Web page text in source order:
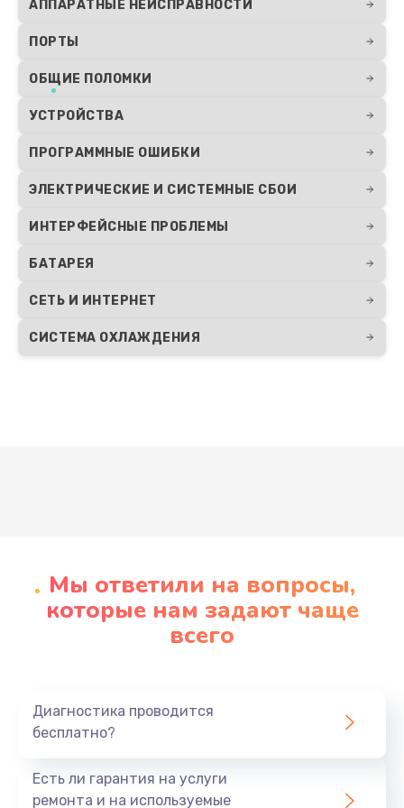
АППАРАТНЫЕ НЕИСПРАВНОСТИ
ПОРТЫ
ОБЩИЕ ПОЛОМКИ
УСТРОЙСТВА
ПРОГРАММНЫЕ ОШИБКИ
ЭЛЕКТРИЧЕСКИЕ И СИСТЕМНЫЕ СБОИ
ИНТЕРФЕЙСНЫЕ ПРОБЛЕМЫ
БАТАРЕЯ
СЕТЬ И ИНТЕРНЕТ
СИСТЕМА ОХЛАЖДЕНИЯ
Мы ответили на вопросы,
которые нам задают чаще
всего
Диагностика проводится
бесплатно?
Есть ли гарантия на услуги
ремонта и на используемые